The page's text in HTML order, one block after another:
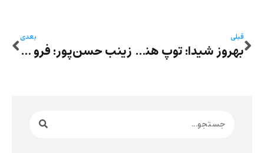
قبلی
بهروز شیدا: توپ هنوز در زمین ما می‌چرخد -در جست‌وجوی فوتبال در اتاقِ کار، سفری در ذهنِ سیال
بعدی
زینب حسن‌پور: فرو ریخت